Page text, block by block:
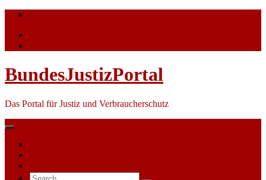
Skip
content
BundesJustizPortal
Das Portal für Justiz und Verbraucherschutz
Search